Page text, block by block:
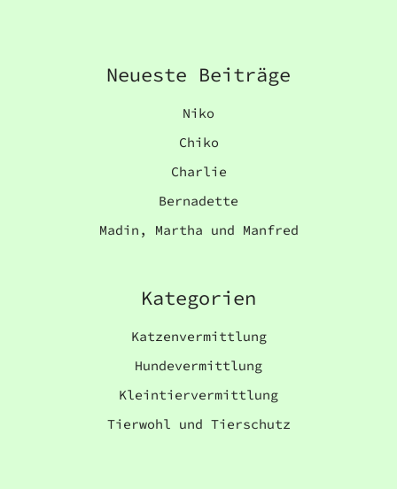
Neueste Beiträge
Niko
Chiko
Charlie
Bernadette
Madin, Martha und Manfred
Kategorien
Katzenvermittlung
Hundevermittlung
Kleintiervermittlung
Tierwohl und Tierschutz